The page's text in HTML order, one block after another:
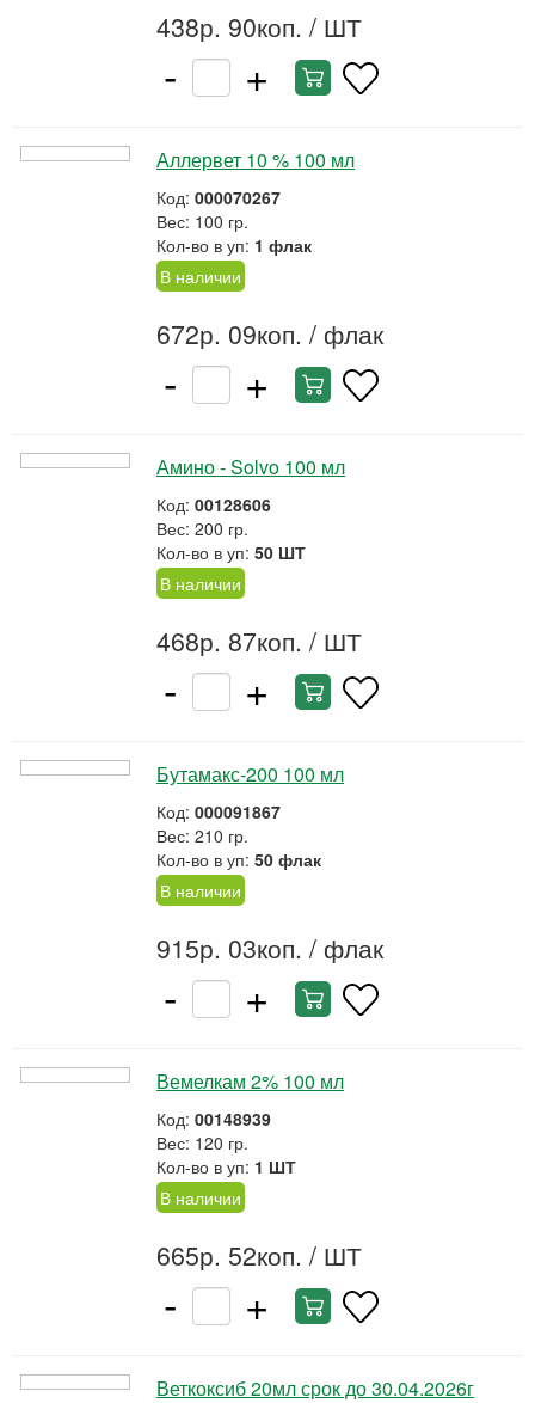
438р. 90коп. / ШТ
- +
Аллервет 10 % 100 мл
Код: 000070267
Вес: 100 гр.
Кол-во в уп: 1 флак
В наличии
672р. 09коп. / флак
- +
Амино - Solvo 100 мл
Код: 00128606
Вес: 200 гр.
Кол-во в уп: 50 ШТ
В наличии
468р. 87коп. / ШТ
- +
Бутамакс-200 100 мл
Код: 000091867
Вес: 210 гр.
Кол-во в уп: 50 флак
В наличии
915р. 03коп. / флак
- +
Вемелкам 2% 100 мл
Код: 00148939
Вес: 120 гр.
Кол-во в уп: 1 ШТ
В наличии
665р. 52коп. / ШТ
- +
Веткоксиб 20мл срок до 30.04.2026г